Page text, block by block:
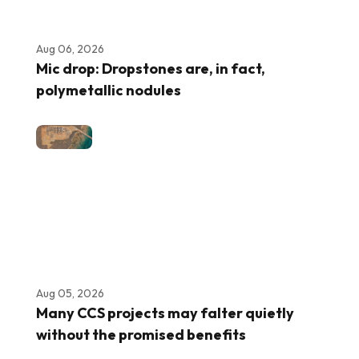
Aug 06, 2026
Mic drop: Dropstones are, in fact,
polymetallic nodules
Aug 05, 2026
Many CCS projects may falter quietly
without the promised benefits